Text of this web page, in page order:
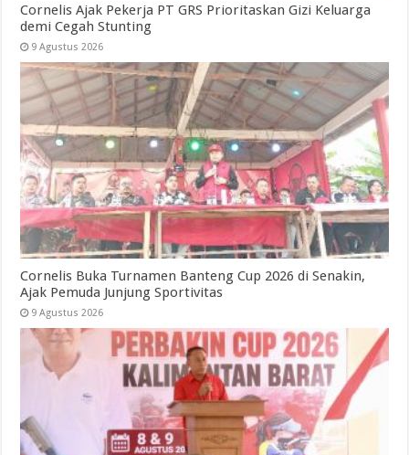
Cornelis Ajak Pekerja PT GRS Prioritaskan Gizi Keluarga
demi Cegah Stunting
9 Agustus 2026
Cornelis Buka Turnamen Banteng Cup 2026 di Senakin,
Ajak Pemuda Junjung Sportivitas
9 Agustus 2026